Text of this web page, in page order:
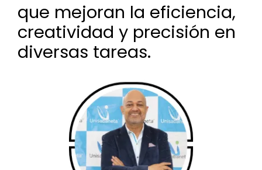
que mejoran la eficiencia,
creatividad y precisión en
diversas tareas.